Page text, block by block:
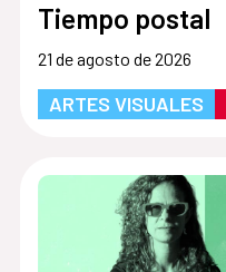
Tiempo postal
21 de agosto de 2026
ARTES VISUALES